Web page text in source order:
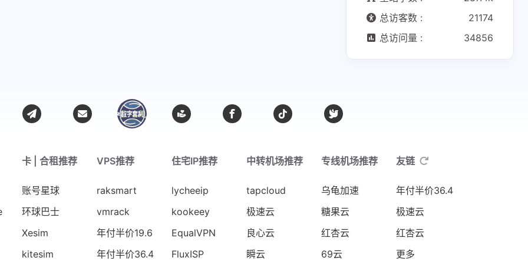
总访客数 :
21174
总访问量 :
34856
卡 | 合租推荐
账号星球
环球巴士
Xesim
kitesim
VPS推荐
raksmart
vmrack
年付半价19.6
年付半价36.4
住宅IP推荐
lycheeip
kookeey
EqualVPN
FluxISP
中转机场推荐
tapcloud
极速云
良心云
瞬云
专线机场推荐
乌龟加速
糖果云
红杏云
69云
友链
年付半价36.4
极速云
红杏云
更多